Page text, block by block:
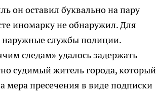
он оставил буквально на пару
иномарку не обнаружил. Для
наружные службы полиции.
следам» удалось задержать
судимый житель города, который
мера пресечения в виде подписки